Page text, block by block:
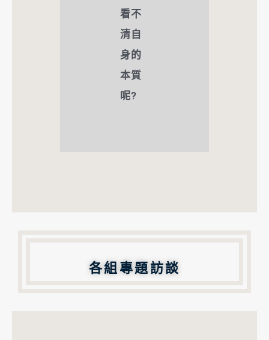
看不
清自
身的
本質
呢?
各組專題訪談